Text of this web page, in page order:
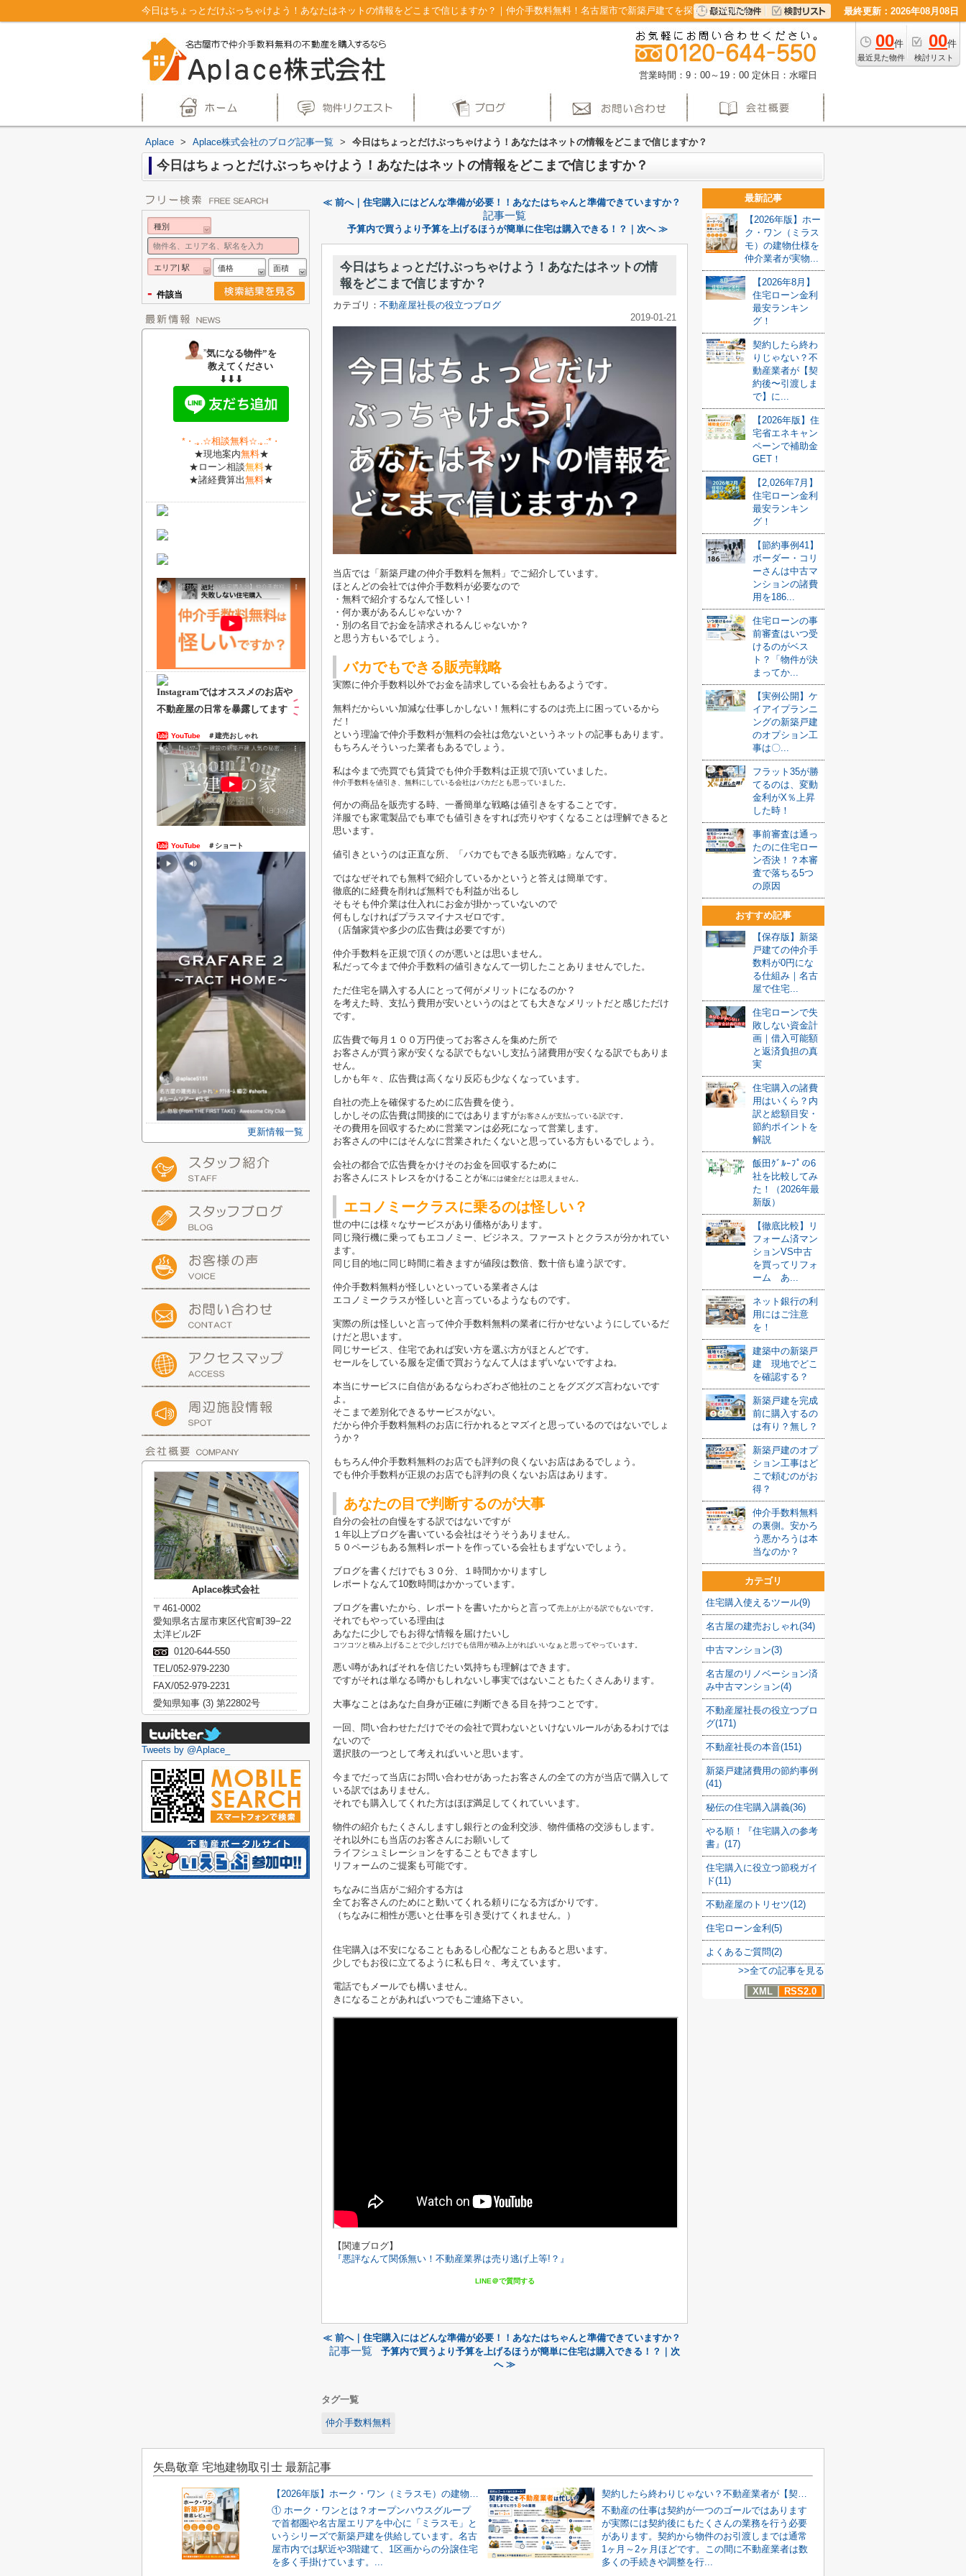
今日はちょっとだけぶっちゃけよう！あなたはネットの情報をどこまで信じますか？｜仲介手数料無料！名古屋市で新築戸建てを探すならAplace 最終更新：2026年08月08日
00件
最近見た物件
00件
検討リスト
営業時間：9：00～19：00 定休日：水曜日
Aplace > Aplace株式会社のブログ記事一覧 > 今日はちょっとだけぶっちゃけよう！あなたはネットの情報をどこまで信じますか？
今日はちょっとだけぶっちゃけよう！あなたはネットの情報をどこまで信じますか？
≪ 前へ｜住宅購入にはどんな準備が必要！！あなたはちゃんと準備できていますか？
記事一覧
予算内で買うより予算を上げるほうが簡単に住宅は購入できる！？｜次へ ≫
今日はちょっとだけぶっちゃけよう！あなたはネットの情
報をどこまで信じますか？
カテゴリ： 不動産屋社長の役立つブログ
2019-01-21
当店では「新築戸建の仲介手数料を無料」でご紹介しています。
ほとんどの会社では仲介手数料が必要なので
・無料で紹介するなんて怪しい！
・何か裏があるんじゃないか？
・別の名目でお金を請求されるんじゃないか？
と思う方もいるでしょう。
バカでもできる販売戦略
実際に仲介手数料以外でお金を請求している会社もあるようです。
無料だからいい加減な仕事しかしない！無料にするのは売上に困っているから
だ！
という理論で仲介手数料が無料の会社は危ないというネットの記事もあります。
もちろんそういった業者もあるでしょう。
私は今まで売買でも賃貸でも仲介手数料は正規で頂いていました。
仲介手数料を値引き、無料にしている会社はバカだとも思っていました。
何かの商品を販売する時、一番簡単な戦略は値引きをすることです。
洋服でも家電製品でも車でも値引きをすれば売りやすくなることは理解できると
思います。
値引きというのは正直な所、「バカでもできる販売戦略」なんです。
ではなぜそれでも無料で紹介しているかというと答えは簡単です。
徹底的に経費を削れば無料でも利益が出るし
そもそも仲介業は仕入れにお金が掛かっていないので
何もしなければプラスマイナスゼロです。
（店舗家賃や多少の広告費は必要ですが）
仲介手数料を正規で頂くのが悪いとは思いません。
私だって今まで仲介手数料の値引きなんて一切したことありませんでした。
ただ住宅を購入する人にとって何がメリットになるのか？
を考えた時、支払う費用が安いというのはとても大きなメリットだと感じただけ
です。
広告費で毎月１００万円使ってお客さんを集めた所で
お客さんが買う家が安くなる訳でもないし支払う諸費用が安くなる訳でもありま
せん。
しかも年々、広告費は高くなり反応も少なくなっています。
自社の売上を確保するために広告費を使う。
しかしその広告費は間接的にではありますがお客さんが支払っている訳です。
その費用を回収するために営業マンは必死になって営業します。
お客さんの中にはそんなに営業されたくないと思っている方もいるでしょう。
会社の都合で広告費をかけそのお金を回収するために
お客さんにストレスをかけることが私には健全だとは思えません。
エコノミークラスに乗るのは怪しい？
世の中には様々なサービスがあり価格があります。
同じ飛行機に乗ってもエコノミー、ビジネス。ファーストとクラスが分かれてい
ます。
同じ目的地に同じ時間に着きますが値段は数倍、数十倍も違う訳です。
仲介手数料無料が怪しいといっている業者さんは
エコノミークラスが怪しいと言っているようなものです。
実際の所は怪しいと言って仲介手数料無料の業者に行かせないようにしているだ
けだと思います。
同じサービス、住宅であれば安い方を選ぶ方がほとんどです。
セールをしている服を定価で買おうなんて人はまずいないですよね。
本当にサービスに自信があるならわざわざ他社のことをグズグズ言わないです
よ。
そこまで差別化できるサービスがない。
だから仲介手数料無料のお店に行かれるとマズイと思っているのではないでしょ
うか？
もちろん仲介手数料無料のお店でも評判の良くないお店はあるでしょう。
でも仲介手数料が正規のお店でも評判の良くないお店はあります。
あなたの目で判断するのが大事
自分の会社の自慢をする訳ではないですが
１年以上ブログを書いている会社はそうそうありません。
５０ページもある無料レポートを作っている会社もまずないでしょう。
ブログを書くだけでも３０分、１時間かかりますし
レポートなんて10数時間はかかっています。
ブログを書いたから、レポートを書いたからと言って売上が上がる訳でもないです。
それでもやっている理由は
あなたに少しでもお得な情報を届けたいし
コツコツと積み上げることで少しだけでも信用が積み上がればいいなぁと思ってやっています。
悪い噂があればそれを信じたい気持ちも理解はできます。
ですがそれは単なる噂かもしれないし事実ではないこともたくさんあります。
大事なことはあなた自身が正確に判断できる目を持つことです。
一回、問い合わせただけでその会社で買わないといけないルールがあるわけでは
ないので
選択肢の一つとして考えればいいと思います。
今までだって当店にお問い合わせがあったお客さんの全ての方が当店で購入して
いる訳ではありません。
それでも購入してくれた方はほぼ満足してくれていいます。
物件の紹介もたくさんしますし銀行との金利交渉、物件価格の交渉もします。
それ以外にも当店のお客さんにお願いして
ライフシュミレーションをすることもできますし
リフォームのご提案も可能です。
ちなみに当店がご紹介する方は
全てお客さんのためにと動いてくれる頼りになる方ばかりです。
（ちなみに相性が悪いと仕事を引き受けてくれません。）
住宅購入は不安になることもあるし心配なこともあると思います。
少しでもお役に立てるように私も日々、考えています。
電話でもメールでも構いません。
きになることがあればいつでもご連絡下さい。
【関連ブログ】
『悪評なんて関係無い！不動産業界は売り逃げ上等!？』
LINE＠で質問する
≪ 前へ｜住宅購入にはどんな準備が必要！！あなたはちゃんと準備できていますか？
記事一覧
予算内で買うより予算を上げるほうが簡単に住宅は購入できる！？｜次
へ ≫
タグ一覧
仲介手数料無料
最新記事
【2026年版】ホー
ク・ワン（ミラス
モ）の建物仕様を
仲介業者が実物...
【2026年8月】
住宅ローン金利
最安ランキン
グ！
契約したら終わ
りじゃない？不
動産業者が【契
約後〜引渡しま
で】に...
【2026年版】住
宅省エネキャン
ペーンで補助金
GET！
【2,026年7月】
住宅ローン金利
最安ランキン
グ！
【節約事例41】
ボーダー・コリ
ーさんは中古マ
ンションの諸費
用を186...
住宅ローンの事
前審査はいつ受
けるのがベス
ト？「物件が決
まってか...
【実例公開】ケ
イアイプランニ
ングの新築戸建
のオプション工
事は〇...
フラット35が勝
てるのは、変動
金利がX％上昇
した時！
事前審査は通っ
たのに住宅ロー
ン否決！？本審
査で落ちる5つ
の原因
おすすめ記事
【保存版】新築
戸建ての仲介手
数料が0円にな
る仕組み｜名古
屋で住宅...
住宅ローンで失
敗しない資金計
画｜借入可能額
と返済負担の真
実
住宅購入の諸費
用はいくら？内
訳と総額目安・
節約ポイントを
解説
飯田ｸﾞﾙｰﾌﾟの6
社を比較してみ
た！（2026年最
新版）
【徹底比較】リ
フォーム済マン
ションVS中古
を買ってリフォ
ーム あ...
ネット銀行の利
用にはご注意
を！
建築中の新築戸
建 現地でどこ
を確認する？
新築戸建を完成
前に購入するの
は有り？無し？
新築戸建のオプ
ション工事はど
こで頼むのがお
得？
仲介手数料無料
の裏側。安かろ
う悪かろうは本
当なのか？
カテゴリ
住宅購入使えるツール(9)
名古屋の建売おしゃれ(34)
中古マンション(3)
名古屋のリノベーション済
み中古マンション(4)
不動産屋社長の役立つブロ
グ(171)
不動産社長の本音(151)
新築戸建諸費用の節約事例
(41)
秘伝の住宅購入講義(36)
やる順！『住宅購入の参考
書』(17)
住宅購入に役立つ節税ガイ
ド(11)
不動産屋のトリセツ(12)
住宅ローン金利(5)
よくあるご質問(2)
>>全ての記事を見る
XML
RSS2.0
種別
エリア| 駅 価格 面積
- 件該当
”気になる物件”を
教えてください
⬇⬇⬇
*・ .｡.☆相談無料☆.｡.:*・
★現地案内無料★
★ローン相談無料★
★諸経費算出無料★
Instagramではオススメのお店や
不動産屋の日常を暴露してます
YouTube ＃建売おしゃれ
YouTube ＃ショート
更新情報一覧
Aplace株式会社
〒461-0002
愛知県名古屋市東区代官町39−22
太洋ビル2F
0120-644-550
TEL/052-979-2230
FAX/052-979-2231
愛知県知事 (3) 第22802号
Tweets by @Aplace_
矢島敬章 宅地建物取引士 最新記事
【2026年版】ホーク・ワン（ミラスモ）の建物仕様を仲介業者が実物写真で解説！
① ホーク・ワンとは？オープンハウスグループ
で首都圏や名古屋エリアを中心に「ミラスモ」と
いうシリーズで新築戸建を供給しています。名古
屋市内では駅近や3階建て、1区画からの分譲住宅
を多く手掛けています。...
契約したら終わりじゃない？不動産業者が【契約後〜引渡しまで】に行う裏側の仕事
不動産の仕事は契約が一つのゴールではあります
が実際には契約後にもたくさんの業務を行う必要
があります。契約から物件のお引渡しまでは通常
1ヶ月～2ヶ月ほどです。この間に不動産業者は数
多くの手続きや調整を行...